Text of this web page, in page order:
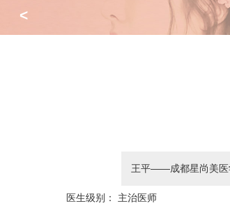
<
王平——成都星尚美医
医生级别：
主治医师